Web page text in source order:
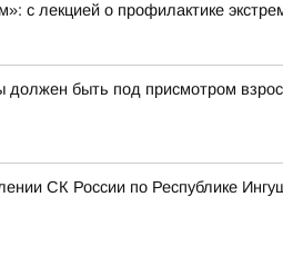
с лекцией о профилактике
должен быть под присмотром
СК России по Республике